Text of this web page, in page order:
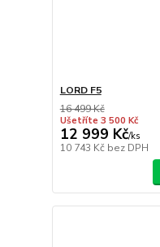
LORD F5
16 499 Kč
Ušetříte 3 500 Kč
12 999 Kč/ks
10 743 Kč bez DPH